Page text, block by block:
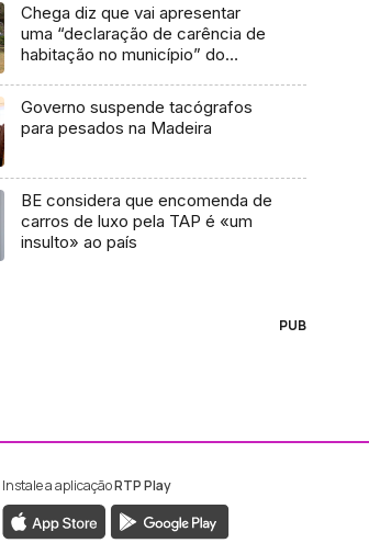
Chega diz que vai apresentar
uma “declaração de carência de
habitação no município” do
Governo suspende tacógrafos
para pesados na Madeira
BE considera que encomenda de
carros de luxo pela TAP é «um
insulto» ao país
PUB
Madeira
RTP Madeira
Instale a aplicaçãoRTP Play